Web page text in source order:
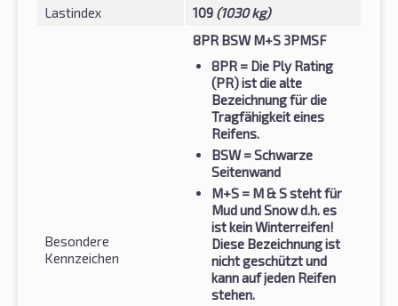
Lastindex
109 (1030 kg)
Besondere
Kennzeichen
8PR BSW M+S 3PMSF
8PR = Die Ply Rating
(PR) ist die alte
Bezeichnung für die
Tragfähigkeit eines
Reifens.
BSW= Schwarze
Seitenwand
M+S = M & S steht für
Mud und Snow d.h. es
ist kein Winterreifen!
Diese Bezeichnung ist
nicht geschützt und
kann auf jeden Reifen
stehen.